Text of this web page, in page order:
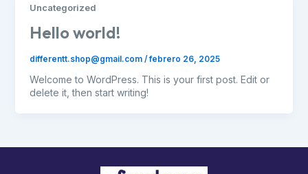
Uncategorized
Hello world!
differentt.shop@gmail.com /febrero 26, 2025
Welcome to WordPress. This is your first post. Edit or
delete it, then start writing!